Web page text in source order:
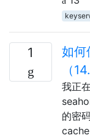
1
如何
（
我正
的密